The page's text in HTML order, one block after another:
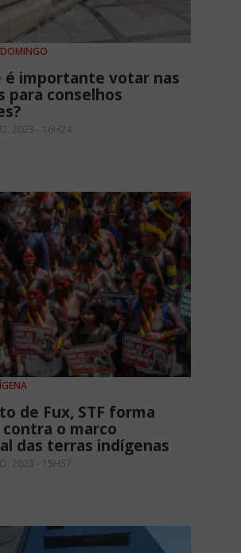
é importante votar nas
para conselhos
2023 - 16H24
de Fux, STF forma
o marco
das terras indígenas
2023 - 15H57